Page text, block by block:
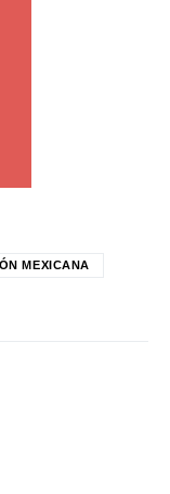
MEXICANA